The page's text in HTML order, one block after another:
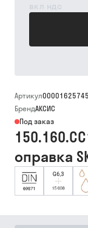
вкл ндс
Артикул00001625745
БрендАКСИС
Под заказ
оправка